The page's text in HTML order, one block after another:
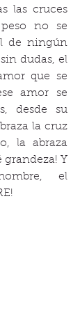
las cruces
no se
de ningún
dudas, el
que se
amor se
desde su
la cruz
la abraza
grandeza! Y
el